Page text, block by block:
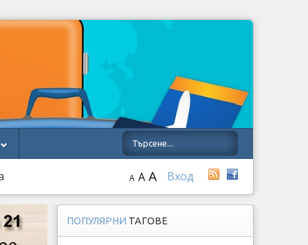
Вход
A A A
ПОПУЛЯРНИ ТАГОВЕ